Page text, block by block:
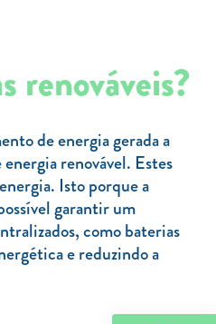
renováveis?
de energia gerada a
renovável. Estes
Isto porque a
garantir um
como baterias
e reduzindo a